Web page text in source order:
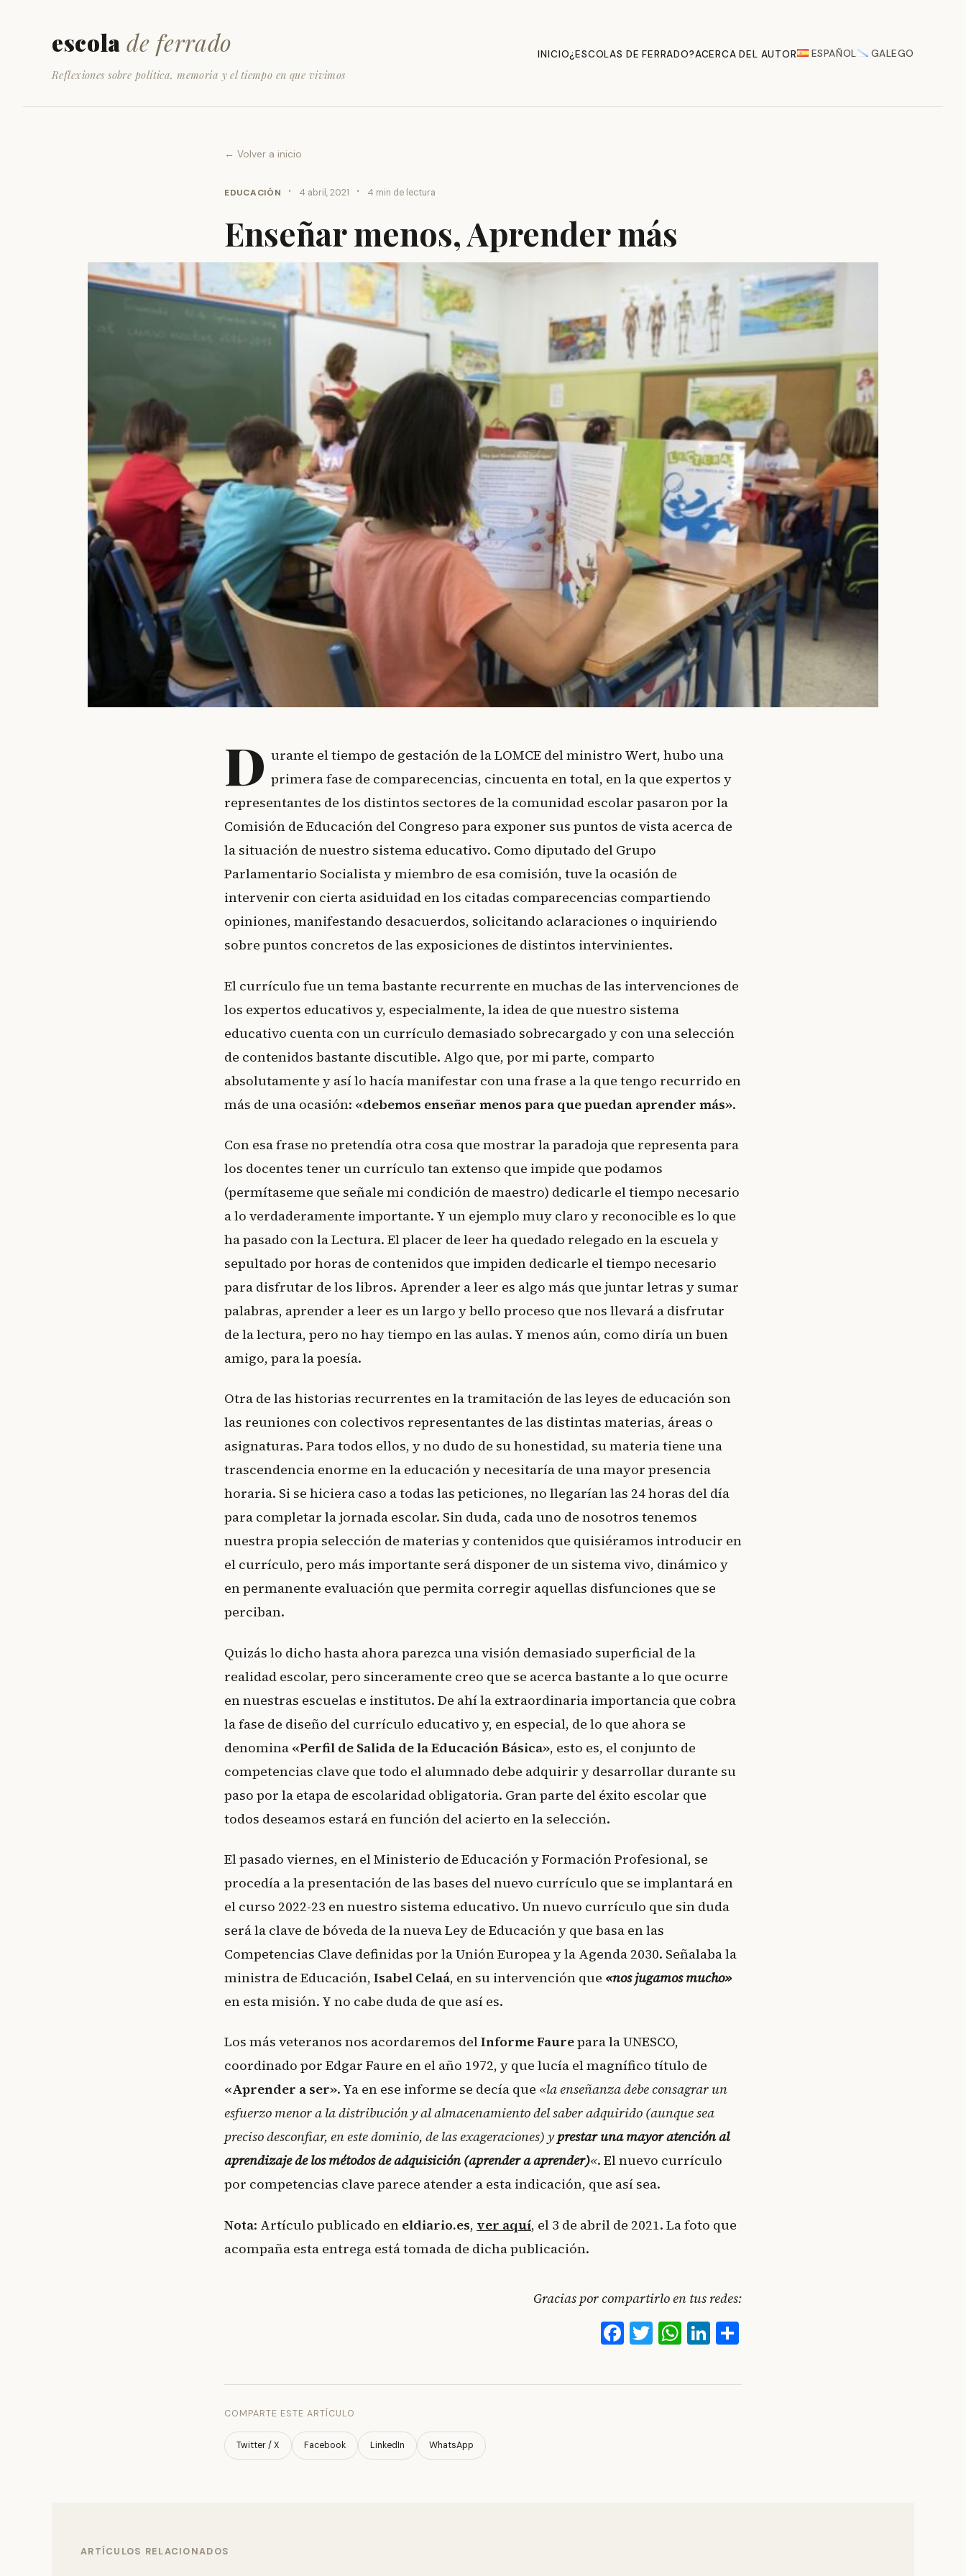
escola de ferrado
Reflexiones sobre política, memoria y el tiempo en que vivimos
INICIO¿ESCOLAS DE FERRADO?ACERCA DEL AUTOR ESPAÑOL GALEGO
← Volver a inicio
EDUCACIÓN · 4 abril, 2021 · 4 min de lectura
Enseñar menos, Aprender más
D urante el tiempo de gestación de la LOMCE del ministro Wert, hubo una
primera fase de comparecencias, cincuenta en total, en la que expertos y
representantes de los distintos sectores de la comunidad escolar pasaron por la
Comisión de Educación del Congreso para exponer sus puntos de vista acerca de
la situación de nuestro sistema educativo. Como diputado del Grupo
Parlamentario Socialista y miembro de esa comisión, tuve la ocasión de
intervenir con cierta asiduidad en los citadas comparecencias compartiendo
opiniones, manifestando desacuerdos, solicitando aclaraciones o inquiriendo
sobre puntos concretos de las exposiciones de distintos intervinientes.
El currículo fue un tema bastante recurrente en muchas de las intervenciones de
los expertos educativos y, especialmente, la idea de que nuestro sistema
educativo cuenta con un currículo demasiado sobrecargado y con una selección
de contenidos bastante discutible. Algo que, por mi parte, comparto
absolutamente y así lo hacía manifestar con una frase a la que tengo recurrido en
más de una ocasión: «debemos enseñar menos para que puedan aprender más».
Con esa frase no pretendía otra cosa que mostrar la paradoja que representa para
los docentes tener un currículo tan extenso que impide que podamos
(permítaseme que señale mi condición de maestro) dedicarle el tiempo necesario
a lo verdaderamente importante. Y un ejemplo muy claro y reconocible es lo que
ha pasado con la Lectura. El placer de leer ha quedado relegado en la escuela y
sepultado por horas de contenidos que impiden dedicarle el tiempo necesario
para disfrutar de los libros. Aprender a leer es algo más que juntar letras y sumar
palabras, aprender a leer es un largo y bello proceso que nos llevará a disfrutar
de la lectura, pero no hay tiempo en las aulas. Y menos aún, como diría un buen
amigo, para la poesía.
Otra de las historias recurrentes en la tramitación de las leyes de educación son
las reuniones con colectivos representantes de las distintas materias, áreas o
asignaturas. Para todos ellos, y no dudo de su honestidad, su materia tiene una
trascendencia enorme en la educación y necesitaría de una mayor presencia
horaria. Si se hiciera caso a todas las peticiones, no llegarían las 24 horas del día
para completar la jornada escolar. Sin duda, cada uno de nosotros tenemos
nuestra propia selección de materias y contenidos que quisiéramos introducir en
el currículo, pero más importante será disponer de un sistema vivo, dinámico y
en permanente evaluación que permita corregir aquellas disfunciones que se
perciban.
Quizás lo dicho hasta ahora parezca una visión demasiado superficial de la
realidad escolar, pero sinceramente creo que se acerca bastante a lo que ocurre
en nuestras escuelas e institutos. De ahí la extraordinaria importancia que cobra
la fase de diseño del currículo educativo y, en especial, de lo que ahora se
denomina «Perfil de Salida de la Educación Básica», esto es, el conjunto de
competencias clave que todo el alumnado debe adquirir y desarrollar durante su
paso por la etapa de escolaridad obligatoria. Gran parte del éxito escolar que
todos deseamos estará en función del acierto en la selección.
El pasado viernes, en el Ministerio de Educación y Formación Profesional, se
procedía a la presentación de las bases del nuevo currículo que se implantará en
el curso 2022-23 en nuestro sistema educativo. Un nuevo currículo que sin duda
será la clave de bóveda de la nueva Ley de Educación y que basa en las
Competencias Clave definidas por la Unión Europea y la Agenda 2030. Señalaba la
ministra de Educación, Isabel Celaá, en su intervención que «nos jugamos mucho»
en esta misión. Y no cabe duda de que así es.
Los más veteranos nos acordaremos delInforme Faurepara la UNESCO,
coordinado por Edgar Faure en el año 1972, y que lucía el magnífico título de
«Aprender a ser». Ya en ese informe se decía que «la enseñanza debe consagrar un
esfuerzo menor a la distribución y al almacenamiento del saber adquirido (aunque sea
preciso desconfiar, en este domi­nio, de las exageraciones) yprestar una mayor atención al
aprendizaje de los métodos de adquisición (aprender a aprender)«. El nuevo currículo
por competencias clave parece atender a esta indicación, que así sea.
Nota: Artículo publicado en eldiario.es, ver aquí, el 3 de abril de 2021. La foto que
acompaña esta entrega está tomada de dicha publicación.
Gracias por compartirlo en tus redes:
Facebook
Twitter
WhatsApp
LinkedIn
COMPARTE ESTE ARTÍCULO
Twitter / X Facebook LinkedIn WhatsApp
ARTÍCULOS RELACIONADOS